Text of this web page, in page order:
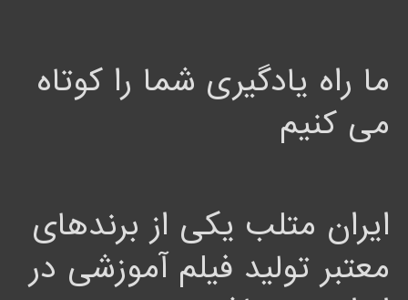
ما راه یادگیری شما را کوتاه
می کنیم
ایران متلب یکی از برندهای
معتبر تولید فیلم آموزشی در